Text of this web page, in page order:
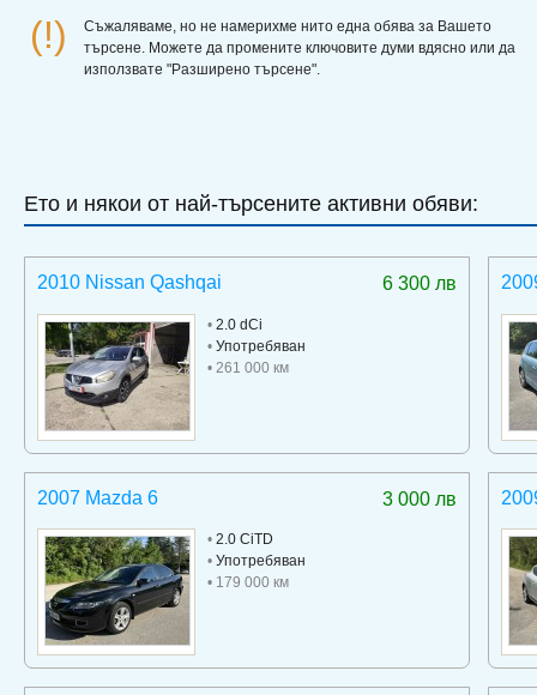
(!)
Съжаляваме, но не намерихме нито една обява за Вашето
търсене. Можете да промените ключовите думи вдясно или да
използвате "Разширено търсене".
Ето и някои от най-търсените активни обяви:
6 300 лв
2010 Nissan Qashqai
• 2.0 dCi
• Употребяван
• 261 000 км
3 000 лв
2007 Mazda 6
• 2.0 CiTD
• Употребяван
• 179 000 км